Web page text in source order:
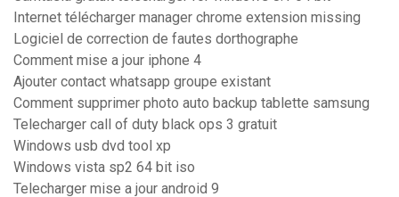
Internet télécharger manager chrome extension missing
Logiciel de correction de fautes dorthographe
Comment mise a jour iphone 4
Ajouter contact whatsapp groupe existant
Comment supprimer photo auto backup tablette samsung
Telecharger call of duty black ops 3 gratuit
Windows usb dvd tool xp
Windows vista sp2 64 bit iso
Telecharger mise a jour android 9